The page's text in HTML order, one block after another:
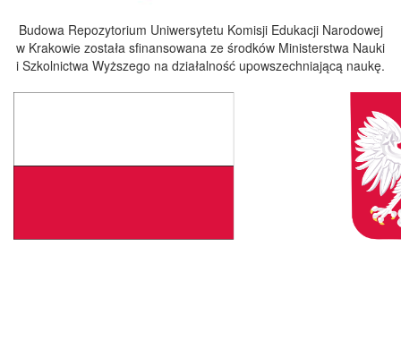
Budowa Repozytorium Uniwersytetu Komisji Edukacji Narodowej
w Krakowie została sfinansowana ze środków Ministerstwa Nauki
i Szkolnictwa Wyższego na działalność upowszechniającą naukę.